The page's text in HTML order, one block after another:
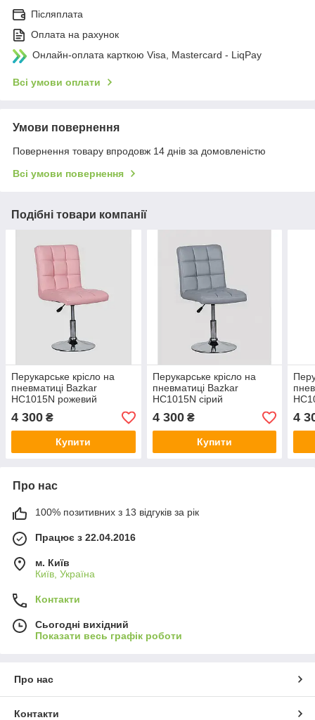
Післяплата
Оплата на рахунок
Онлайн-оплата карткою Visa, Mastercard - LiqPay
Всі умови оплати
Умови повернення
Повернення товару впродовж 14 днів за домовленістю
Всі умови повернення
Подібні товари компанії
Перукарське крісло на
пневматиці Bazkar
HC1015N рожевий
4 300 ₴
Купити
Перукарське крісло на
пневматиці Bazkar
HC1015N сірий
4 300₴
Купити
4
Про нас
100% позитивних з 13 відгуків за рік
Працює з 22.04.2016
м. Київ
Київ, Україна
Контакти
Сьогодні вихідний
Показати весь графік роботи
Про нас
Контакти